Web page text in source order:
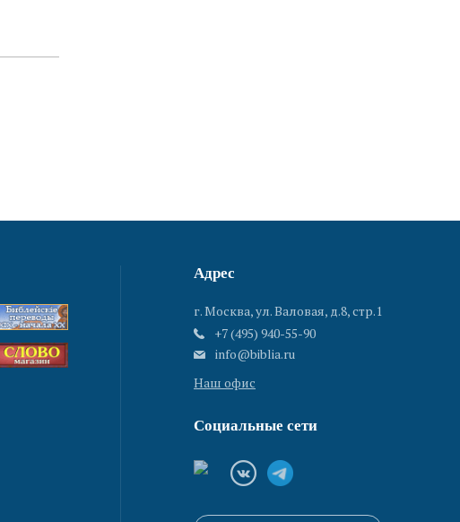
Адрес
г. Москва, ул. Валовая, д.8, стр.1
+7 (495) 940-55-90
info@biblia.ru
Наш офис
Социальные сети